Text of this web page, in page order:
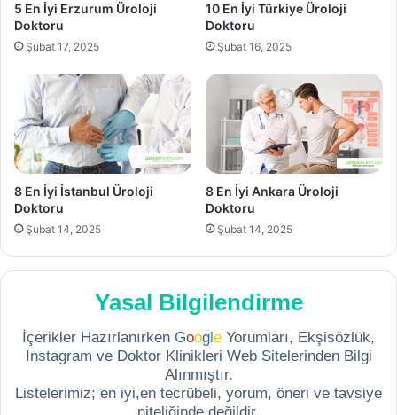
5 En İyi Erzurum Üroloji
Doktoru
Şubat 17, 2025
10 En İyi Türkiye Üroloji
Doktoru
Şubat 16, 2025
8 En İyi İstanbul Üroloji
Doktoru
Şubat 14, 2025
8 En İyi Ankara Üroloji
Doktoru
Şubat 14, 2025
Yasal Bilgilendirme
İçerikler Hazırlanırken Google Yorumları, Ekşisözlük,
Instagram ve Doktor Klinikleri Web Sitelerinden Bilgi
Alınmıştır.
Listelerimiz; en iyi,en tecrübeli, yorum, öneri ve tavsiye
niteliğinde değildir.